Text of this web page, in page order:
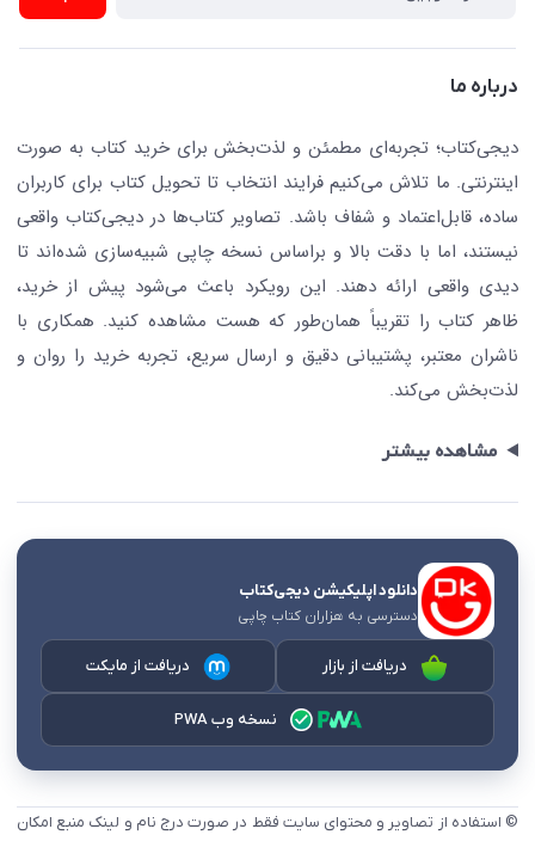
جستجو در سایت
کتابیاب
درباره ما
دیجی‌کتاب؛ تجربه‌ای مطمئن و لذت‌بخش برای خرید کتاب به صورت
اینترنتی. ما تلاش می‌کنیم فرایند انتخاب تا تحویل کتاب برای کاربران
ساده، قابل‌اعتماد و شفاف باشد. تصاویر کتاب‌ها در دیجی‌کتاب واقعی
نیستند، اما با دقت بالا و براساس نسخه چاپی شبیه‌سازی شده‌اند تا
دیدی واقعی ارائه دهند. این رویکرد باعث می‌شود پیش از خرید،
ظاهر کتاب را تقریباً همان‌طور که هست مشاهده کنید. همکاری با
ناشران معتبر، پشتیبانی دقیق و ارسال سریع، تجربه خرید را روان و
لذت‌بخش می‌کند.
مشاهده بیشتر
دانلود اپلیکیشن دیجی‌کتاب
دسترسی به هزاران کتاب چاپی
دریافت از بازار دریافت از مایکت
نسخه وب PWA
© استفاده از تصاویر و محتوای سایت فقط در صورت درج نام و لینک منبع امکان